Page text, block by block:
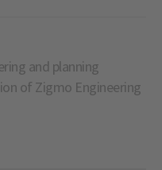
and planning
of Zigmo Engineering